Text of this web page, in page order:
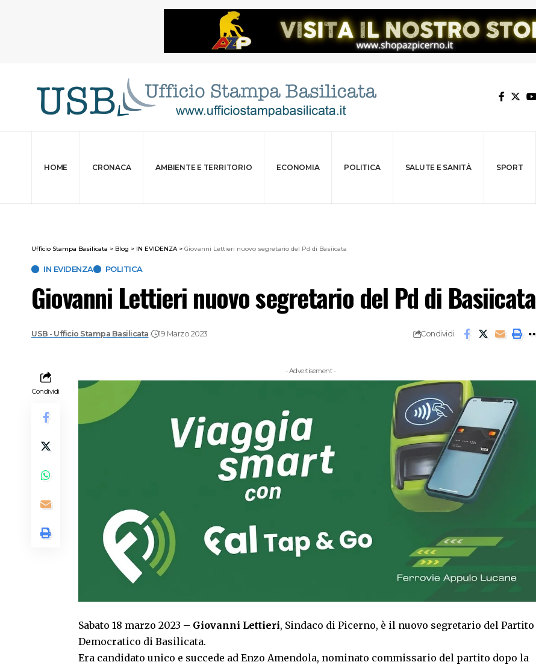
HOME CRONACA AMBIENTE E TERRITORIO ECONOMIA POLITICA SALUTE E SANITÀ SPORT
Ufficio Stampa Basilicata > Blog > IN EVIDENZA> Giovanni Lettieri nuovo segretario del Pd di Basiicata
IN EVIDENZA POLITICA
Giovanni Lettieri nuovo segretario del Pd di Basiicata
USB - Ufficio Stampa Basilicata 19 Marzo 2023 Condividi
Condividi
- Advertisement -
Sabato 18 marzo 2023 – Giovanni Lettieri, Sindaco di Picerno, è il nuovo segretario del Partito
Democratico di Basilicata.
Era candidato unico e succede ad Enzo Amendola, nominato commissario del partito dopo la